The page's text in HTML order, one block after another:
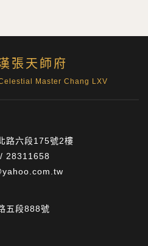
張天師府
Master Chang LXV
路六段175號2樓
28311658
五段888號